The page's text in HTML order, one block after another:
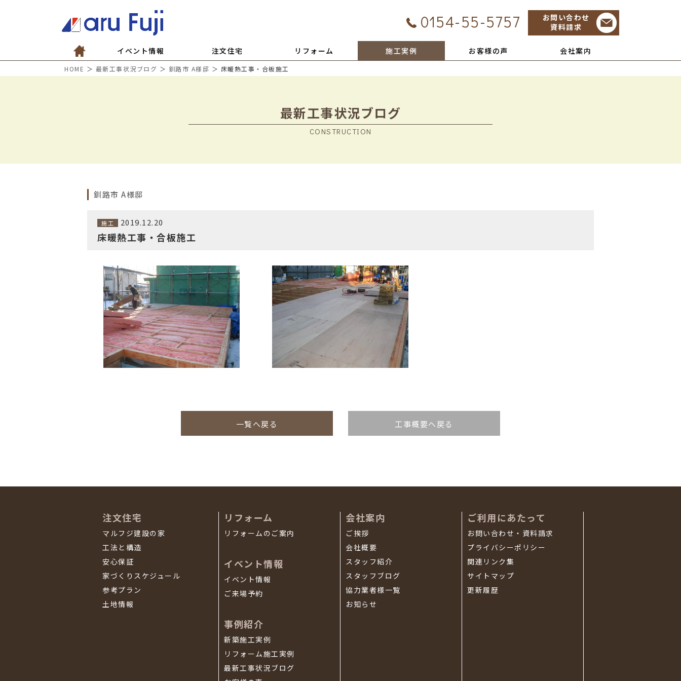
0154-55-5757
お問い合わせ
資料請求
イベント情報 注文住宅 リフォーム 施工実例 お客様の声 会社案内
HOME ＞ 最新工事状況ブログ ＞ 釧路市 A様邸 ＞ 床暖熱工事・合板施工
最新工事状況ブログ
CONSTRUCTION
釧路市 A様邸
施工 2019.12.20
床暖熱工事・合板施工
一覧へ戻る 工事概要へ戻る
注文住宅
マルフジ建設の家
工法と構造
安心保証
家づくりスケジュール
参考プラン
土地情報
リフォーム
リフォームのご案内
イベント情報
イベント情報
ご来場予約
事例紹介
新築施工実例
リフォーム施工実例
最新工事状況ブログ
会社案内
ご挨拶
会社概要
スタッフ紹介
スタッフブログ
協力業者様一覧
お知らせ
ご利用にあたって
お問い合わせ・資料請求
プライバシーポリシー
関連リンク集
サイトマップ
更新履歴